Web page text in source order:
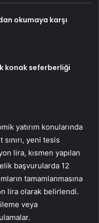
okumaya karşı
konak seferberliği
yatırım konularında
yeni tesis
lira, kısmen yapılan
başvurularda 12
tamamlanmasına
lira olarak belirlendi.
veya